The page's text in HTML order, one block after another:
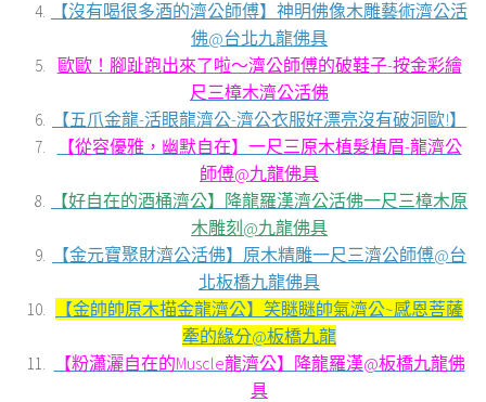
【沒有喝很多酒的濟公師傅】神明佛像木雕藝術濟公活
佛@台北九龍佛具
歐歐！腳趾跑出來了啦～濟公師傅的破鞋子-按金彩繪
尺三樟木濟公活佛
【五爪金龍-活眼龍濟公-濟公衣服好漂亮沒有破洞歐!】
【從容優雅，幽默自在】一尺三原木植髮植眉-龍濟公
師傅@九龍佛具
【好自在的酒桶濟公】降龍羅漢濟公活佛一尺三樟木原
木雕刻@九龍佛具
【金元寶聚財濟公活佛】原木精雕一尺三濟公師傅@台
北板橋九龍佛具
【金帥帥原木描金龍濟公】笑瞇瞇帥氣濟公~感恩菩薩
牽的緣分@板橋九龍
【粉瀟灑自在的Muscle龍濟公】降龍羅漢@板橋九龍佛
具